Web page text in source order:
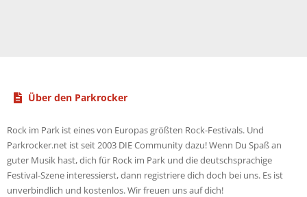
Über den Parkrocker
Rock im Park ist eines von Europas größten Rock-Festivals. Und
Parkrocker.net ist seit 2003 DIE Community dazu! Wenn Du Spaß an
guter Musik hast, dich für Rock im Park und die deutschsprachige
Festival-Szene interessierst, dann registriere dich doch bei uns. Es ist
unverbindlich und kostenlos. Wir freuen uns auf dich!